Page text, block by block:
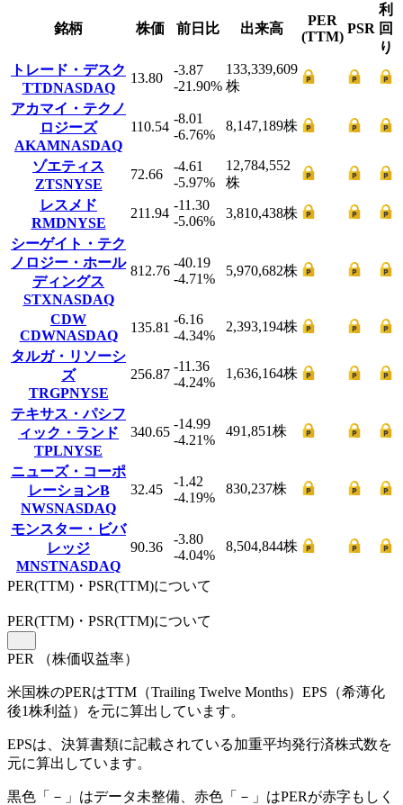
銘柄 株価 前日比 出来高
PER
(TTM)
PSR
利
回
り
トレード・デスク
TTDNASDAQ
13.80
-3.87
-21.90%
133,339,609
株
アカマイ・テクノ
ロジーズ
AKAMNASDAQ
110.54
-8.01
-6.76%
8,147,189株
ゾエティス
ZTSNYSE
72.66
-4.61
-5.97%
12,784,552
株
レスメド
RMDNYSE
211.94
-11.30
-5.06%
3,810,438株
シーゲイト・テク
ノロジー・ホール
ディングス
STXNASDAQ
812.76
-40.19
-4.71%
5,970,682株
CDW
CDWNASDAQ
135.81
-6.16
-4.34%
2,393,194株
タルガ・リソーシ
ズ
TRGPNYSE
256.87
-11.36
-4.24%
1,636,164株
テキサス・パシフ
ィック・ランド
TPLNYSE
340.65
-14.99
-4.21%
491,851株
ニューズ・コーポ
レーションB
NWSNASDAQ
32.45
-1.42
-4.19%
830,237株
モンスター・ビバ
レッジ
MNSTNASDAQ
90.36
-3.80
-4.04%
8,504,844株
PER(TTM)・PSR(TTM)について
PER(TTM) ・PSR(TTM)について
PER （株価収益率）
米国株のPERはTTM（Trailing Twelve Months）EPS（希薄化
後1株利益）を元に算出しています。
EPSは、決算書類に記載されている加重平均発行済株式数を
元に算出しています。
黒色「－」はデータ未整備、赤色「 － 」はPERが赤字もしく